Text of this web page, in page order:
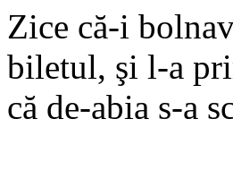
Zice că-i
biletul, şi l-a
că de-abia s-a